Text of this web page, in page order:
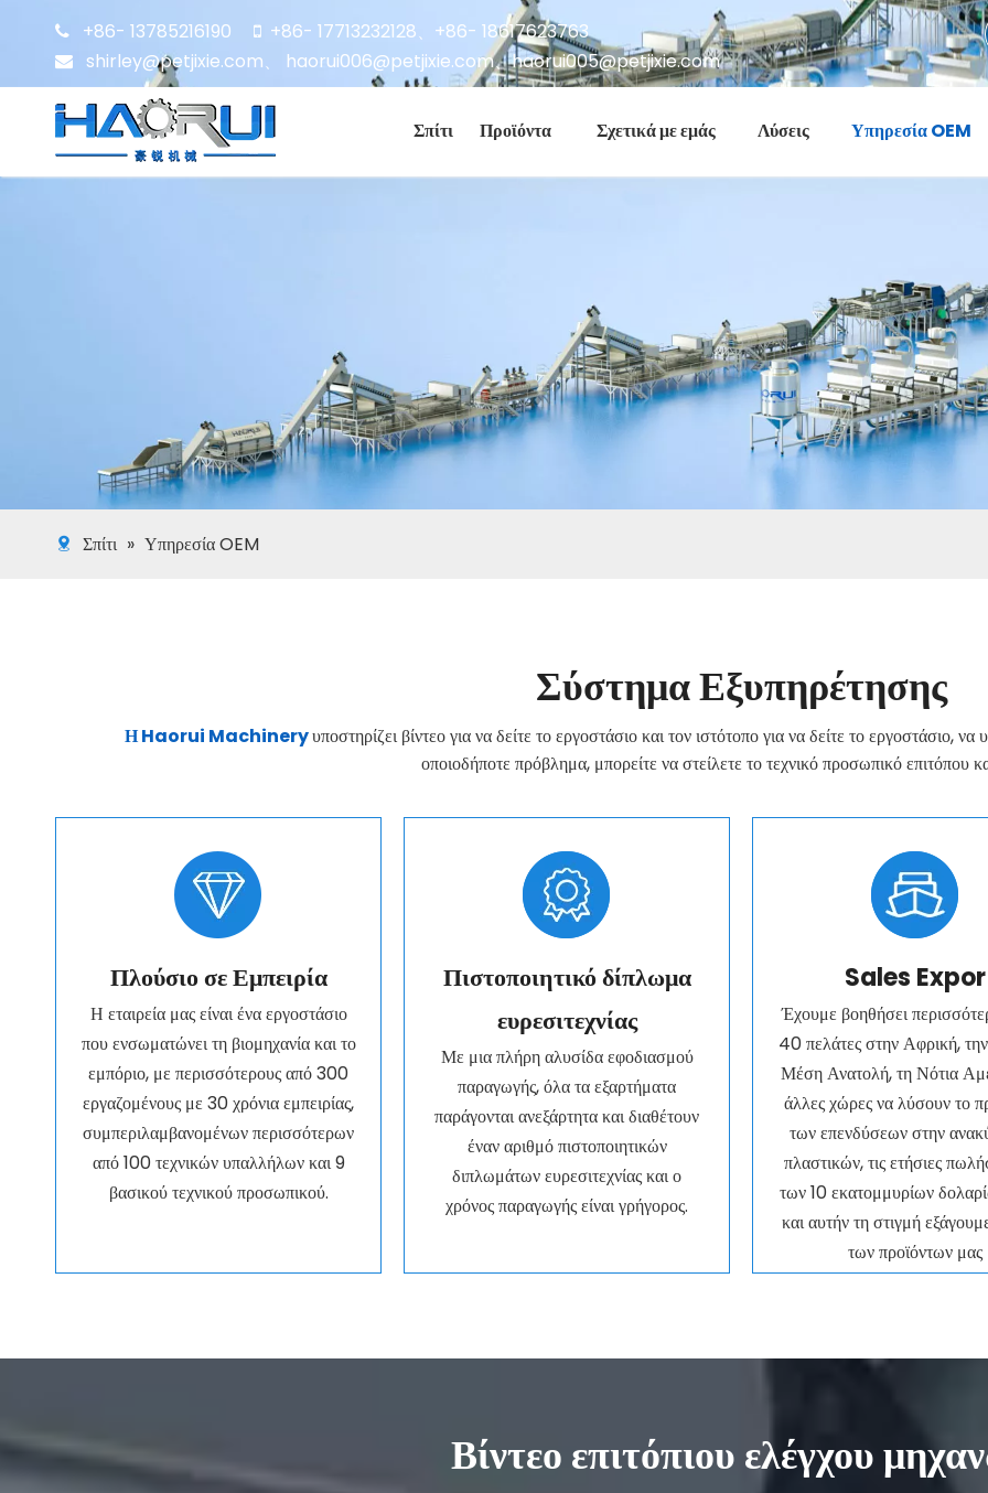
 +86- 13785216190  +86- 17713232128 +86- 18617623763
 shirley@petjixie.com、 haorui006@petjixie.com、haorui005@petjixie.com
Σπίτι Προϊόντα Σχετικά με εμάς Λύσεις Υπηρεσία OEM
Σπίτι » Υπηρεσία OEM
Σύστημα Εξυπηρέτησης
Η Haorui Machineryυποστηρίζει βίντεο για να δείτε το εργοστάσιο και τον ιστότοπο για να δείτε το εργοστάσιο,
οποιοδήποτε πρόβλημα, μπορείτε να στείλετε το τεχνικό προσωπικό επιτόπου
Πλούσιο σε Εμπειρία
Η εταιρεία μας είναι ένα εργοστάσιο
που ενσωματώνει τη βιομηχανία και το
εμπόριο, με περισσότερους από 300
εργαζομένους με 30 χρόνια εμπειρίας,
συμπεριλαμβανομένων περισσότερων
από 100 τεχνικών υπαλλήλων και 9
βασικού τεχνικού προσωπικού.
Πιστοποιητικό δίπλωμα
ευρεσιτεχνίας
Με μια πλήρη αλυσίδα εφοδιασμού
παραγωγής, όλα τα εξαρτήματα
παράγονται ανεξάρτητα και διαθέτουν
έναν αριθμό πιστοποιητικών
διπλωμάτων ευρεσιτεχνίας και ο
χρόνος παραγωγής είναι γρήγορος.
Sales Expor
Έχουμε βοηθήσει
40 πελάτες στην Αφρική,
Μέση Ανατολή, τη Νότια
άλλες χώρες να λύσουν το
των επενδύσεων στην
πλαστικών, τις ετήσιες
των 10 εκατομμυρίων
και αυτήν τη στιγμή
των προϊόντων μας
Βίντεο επιτόπιου ελέγχου